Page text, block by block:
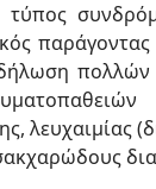
πολλών
λευχαιμίας